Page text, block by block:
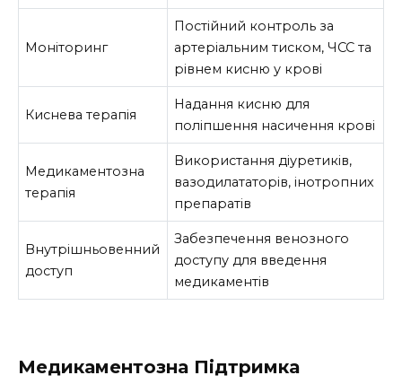
Моніторинг
Постійний контроль за
артеріальним тиском, ЧСС та
рівнем кисню у крові
Киснева терапія
Надання кисню для
поліпшення насичення крові
Медикаментозна
терапія
Використання діуретиків,
вазодилататорів, інотропних
препаратів
Внутрішньовенний
доступ
Забезпечення венозного
доступу для введення
медикаментів
Медикаментозна Підтримка